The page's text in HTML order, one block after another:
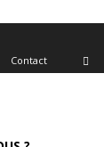
Contact